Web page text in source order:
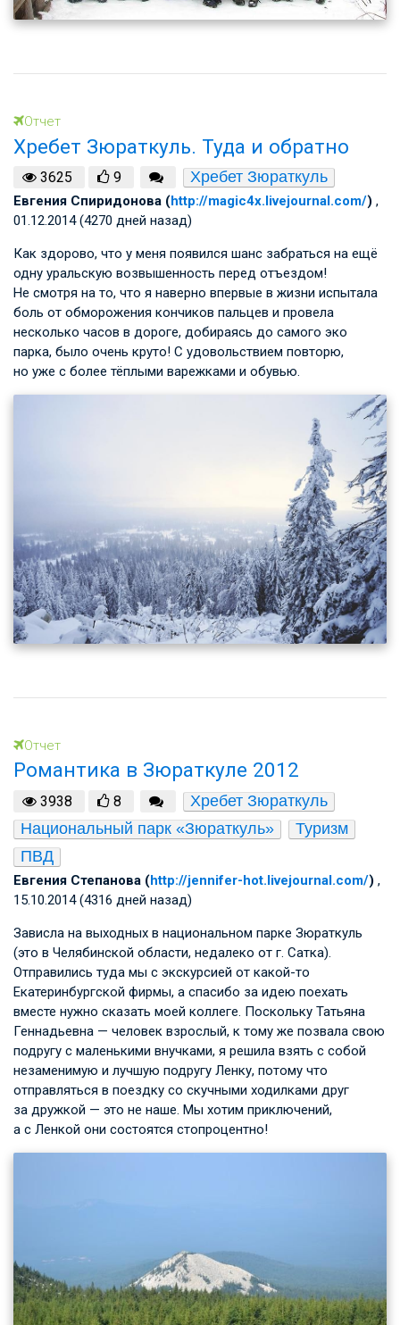
Отчет
Хребет Зюраткуль. Туда и обратно
3625 9 Хребет Зюраткуль
Евгения Спиридонова (http://magic4x.livejournal.com/) ,
01.12.2014 (4270 дней назад)
Как здорово, что у меня появился шанс забраться на ещё
одну уральскую возвышенность перед отъездом!
Не смотря на то, что я наверно впервые в жизни испытала
боль от обморожения кончиков пальцев и провела
несколько часов в дороге, добираясь до самого эко
парка, было очень круто! С удовольствием повторю,
но уже с более тёплыми варежками и обувью.
Отчет
Романтика в Зюраткуле 2012
3938 8
Хребет Зюраткуль
Национальный парк «Зюраткуль»
Туризм
ПВД
Евгения Степанова (http://jennifer-hot.livejournal.com/) ,
15.10.2014 (4316 дней назад)
Зависла на выходных в национальном парке Зюраткуль
(это в Челябинской области, недалеко от г. Сатка).
Отправились туда мы с экскурсией от какой-то
Екатеринбургской фирмы, а спасибо за идею поехать
вместе нужно сказать моей коллеге. Поскольку Татьяна
Геннадьевна — человек взрослый, к тому же позвала свою
подругу с маленькими внучками, я решила взять с собой
незаменимую и лучшую подругу Ленку, потому что
отправляться в поездку со скучными ходилками друг
за дружкой — это не наше. Мы хотим приключений,
а с Ленкой они состоятся стопроцентно!